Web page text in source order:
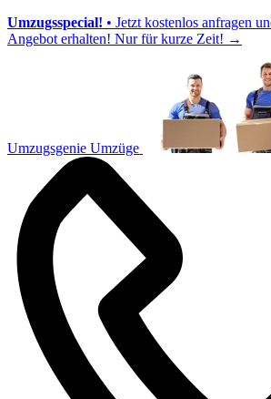
Umzugsspecial! • Jetzt kostenlos anfragen
Angebot erhalten! Nur für kurze Zeit! →
Umzugsgenie Umzüge